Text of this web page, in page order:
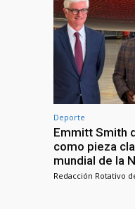
Deporte
Emmitt Smith
como pieza
mundial de la
Redacción Rotativo